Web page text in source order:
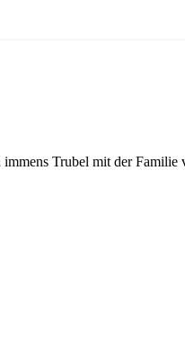
Trubel mit der Familie